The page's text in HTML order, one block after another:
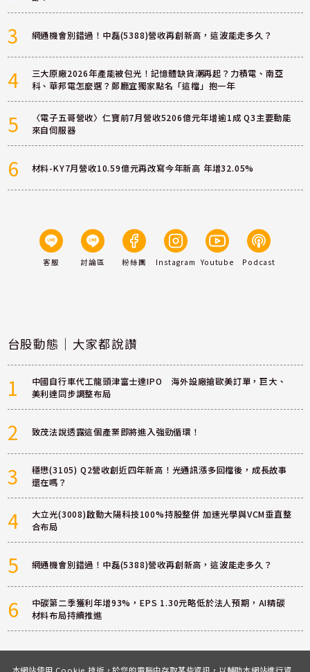
3 網通機會別錯過！中磊(5388)營收再創新高，這波能走多久？
4
三大原廠2026年產能被包光！記憶體缺貨潮再起？力積電、南亞
科、華邦電怎麼選？鄭廳宜獨家點名「這檔」抱一年
5
〈電子五哥營收〉仁寶前7月營收5206億元年增逾1成 Q3主要動能
來自伺服器
6 材料-KY7月營收10.59億元再改寫今年新高 年增32.05%
客服 討論區 粉絲團 Instagram Youtube Podcast
台股動態｜大家都說讚
1
中國自行車代工龍頭津富士達IPO 海外設廠搶歐美訂單，巨大、
美利達同步調整布局
2 致茂法說透露這個產業即將進入強勁循環！
3
穩懋(3105) Q2營收創近四年新高！光通訊漲多回檔後，成長故事
還在嗎？
4
大立光(3008)啟動大陽科技100%持股整併 加速光學與VCM垂直整
合布局
5 網通機會別錯過！中磊(5388)營收再創新高，這波能走多久？
6
中碳第二季獲利年增93%，EPS 1.30元略低於法人預期，AI精碳
材料布局持續推進